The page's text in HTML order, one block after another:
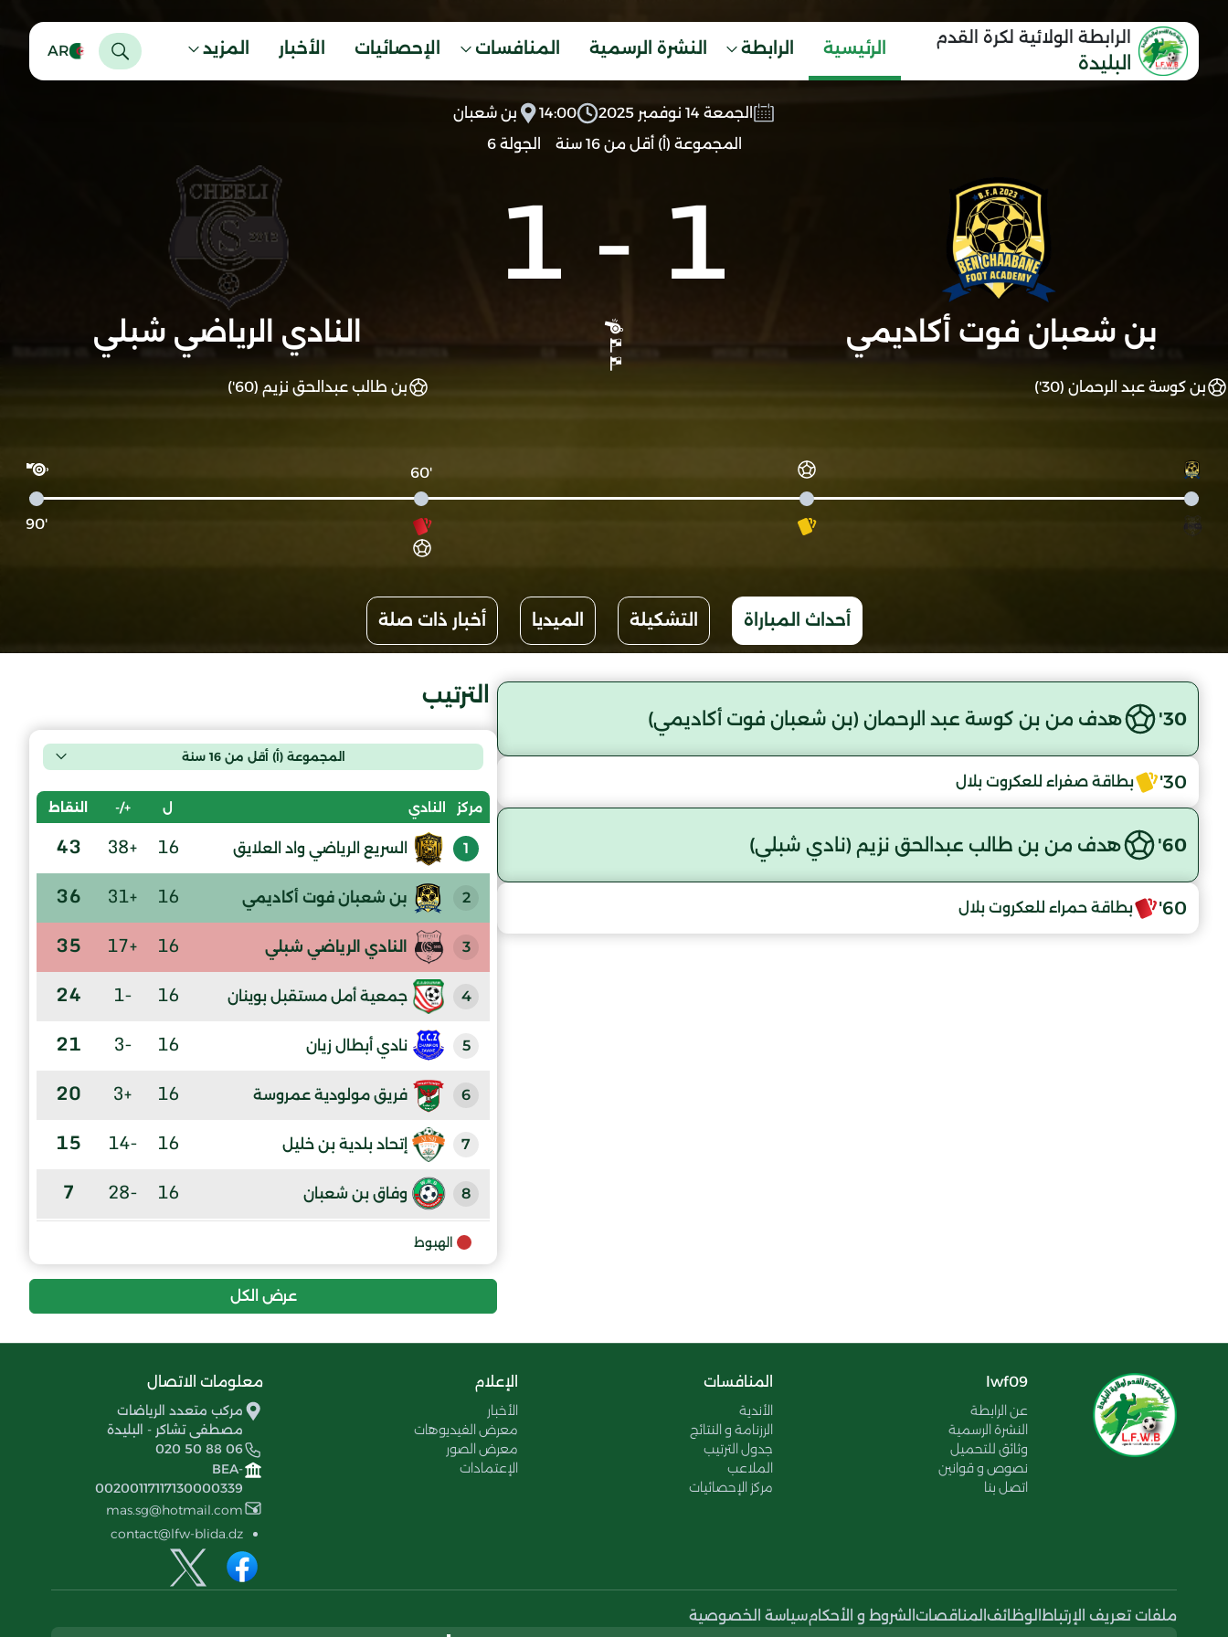
الرابطة الولائية لكرة القدم
البليدة
الرئيسية الرابطة النشرة الرسمية المنافسات الإحصائيات الأخبار المزيد AR
الجمعة 14 نوفمبر 2025 14:00
بن شعبان
المجموعة (أ) أقل من 16 سنة
الجولة 6
بن شعبان فوت أكاديمي
1
-
1
النادي الرياضي شبلي
بن كوسة عبد الرحمان (30') بن طالب عبدالحق نزيم (60')
'60
'90
أحداث المباراة التشكيلة الميديا أخبار ذات صلة
30' هدف من بن كوسة عبد الرحمان (بن شعبان فوت أكاديمي)
30' بطاقة صفراء للعكروت بلال
60' هدف من بن طالب عبدالحق نزيم (نادي شبلي)
60' بطاقة حمراء للعكروت بلال
الترتيب
المجموعة (أ) أقل من 16 سنة
مركز النادي ل +/- النقاط
1 السريع الرياضي واد العلايق 16
+38
43
2 بن شعبان فوت أكاديمي 16
+31
36
3 النادي الرياضي شبلي 16
+17
35
4 جمعية أمل مستقبل بوينان 16
-1
24
5 نادي أبطال زيان 16
-3
21
6 فريق مولودية عمروسة 16
+3
20
7 إتحاد بلدية بن خليل 16
-14
15
8 وفاق بن شعبان 16
-28
7
9 الهبوط
عرض الكل
lwf09
عن الرابطة
النشرة الرسمية
وثائق للتحميل
نصوص و قوانين
اتصل بنا
المنافسات
الأندية
الرزنامة و النتائج
جدول الترتيب
الملاعب
مركز الإحصائيات
الإعلام
الأخبار
معرض الفيديوهات
معرض الصور
الإعتمادات
معلومات الاتصال
مركب متعدد الرياضات
مصطفى تشاكر - البليدة
020 50 88 06
BEA-
00200117117130000339
mas.sg@hotmail.com
contact@lfw-blida.dz
ملفات تعريف الإرتباط الوظائف المناقصات الشروط و الأحكامسياسة الخصوصية